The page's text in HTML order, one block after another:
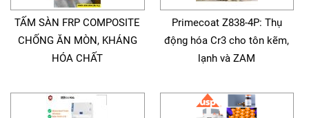
TẤM SÀN FRP COMPOSITE
CHỐNG ĂN MÒN, KHÁNG
HÓA CHẤT
Primecoat Z838-4P: Thụ
động hóa Cr3 cho tôn kẽm,
lạnh và ZAM